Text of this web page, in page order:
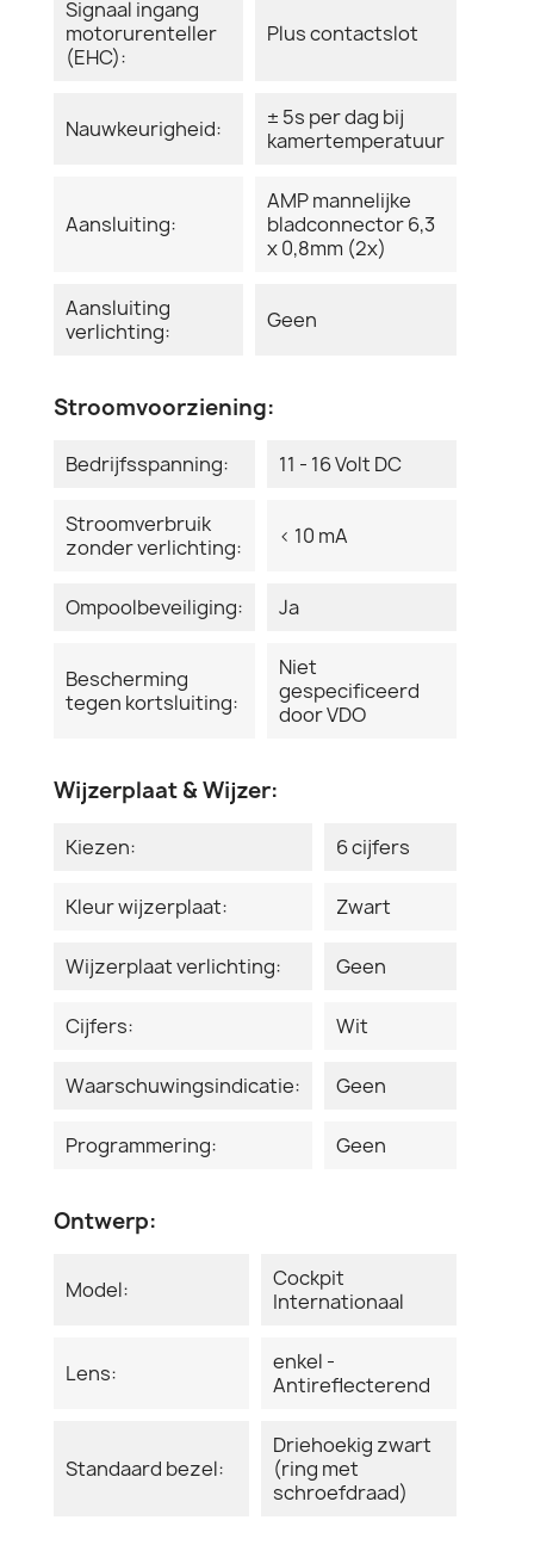
Signaal ingang
motorurenteller
(EHC):
Plus contactslot
Nauwkeurigheid:
± 5s per dag bij
kamertemperatuur
Aansluiting:
AMP mannelijke
bladconnector 6,3
x 0,8mm (2x)
Aansluiting
verlichting:
Geen
Stroomvoorziening:
Bedrijfsspanning: 11 - 16 Volt DC
Stroomverbruik
zonder verlichting:
< 10 mA
Ompoolbeveiliging: Ja
Bescherming
tegen kortsluiting:
Niet
gespecificeerd
door VDO
Wijzerplaat & Wijzer:
Kiezen: 6 cijfers
Kleur wijzerplaat: Zwart
Wijzerplaat verlichting: Geen
Cijfers: Wit
Waarschuwingsindicatie: Geen
Programmering: Geen
Ontwerp:
Model:
Cockpit
Internationaal
Lens:
enkel -
Antireflecterend
Standaard bezel:
Driehoekig zwart
(ring met
schroefdraad)